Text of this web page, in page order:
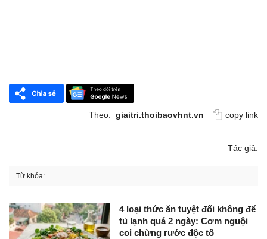
Theo: giaitri.thoibaovhnt.vn copy link
Tác giả:
Từ khóa:
4 loại thức ăn tuyệt đối không để
tủ lạnh quá 2 ngày: Cơm nguội
coi chừng rước độc tố